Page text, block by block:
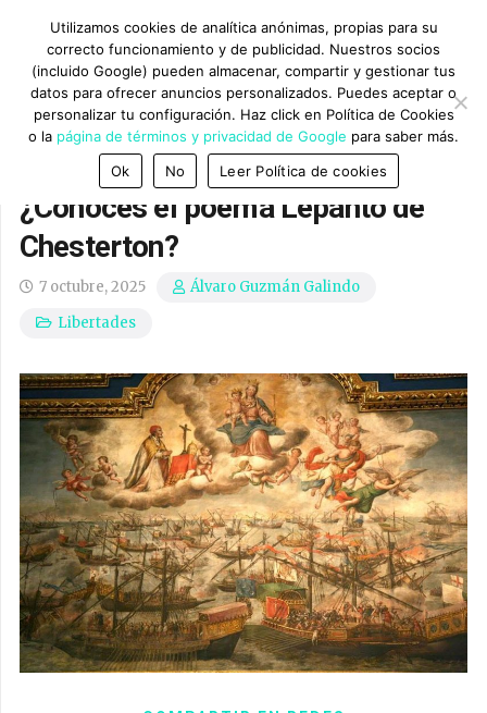
¿Conoces el poema Lepanto de
Chesterton?
7 octubre, 2025
Álvaro Guzmán Galindo
Libertades
Utilizamos cookies de analítica anónimas, propias para su
correcto funcionamiento y de publicidad. Nuestros socios
(incluido Google) pueden almacenar, compartir y gestionar tus
datos para ofrecer anuncios personalizados. Puedes aceptar o
personalizar tu configuración. Haz click en Política de Cookies
o la página de términos y privacidad de Google para saber más.
Ok
No Leer Política de cookies